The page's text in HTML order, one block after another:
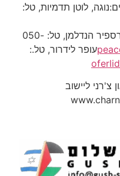
לוטן תדמיות, טל:
5667030;noga@lotanpr.comד"רספיר הנדלמן, טל: 050-
עופר לידרור, טל.:
צ'רני ליישוב